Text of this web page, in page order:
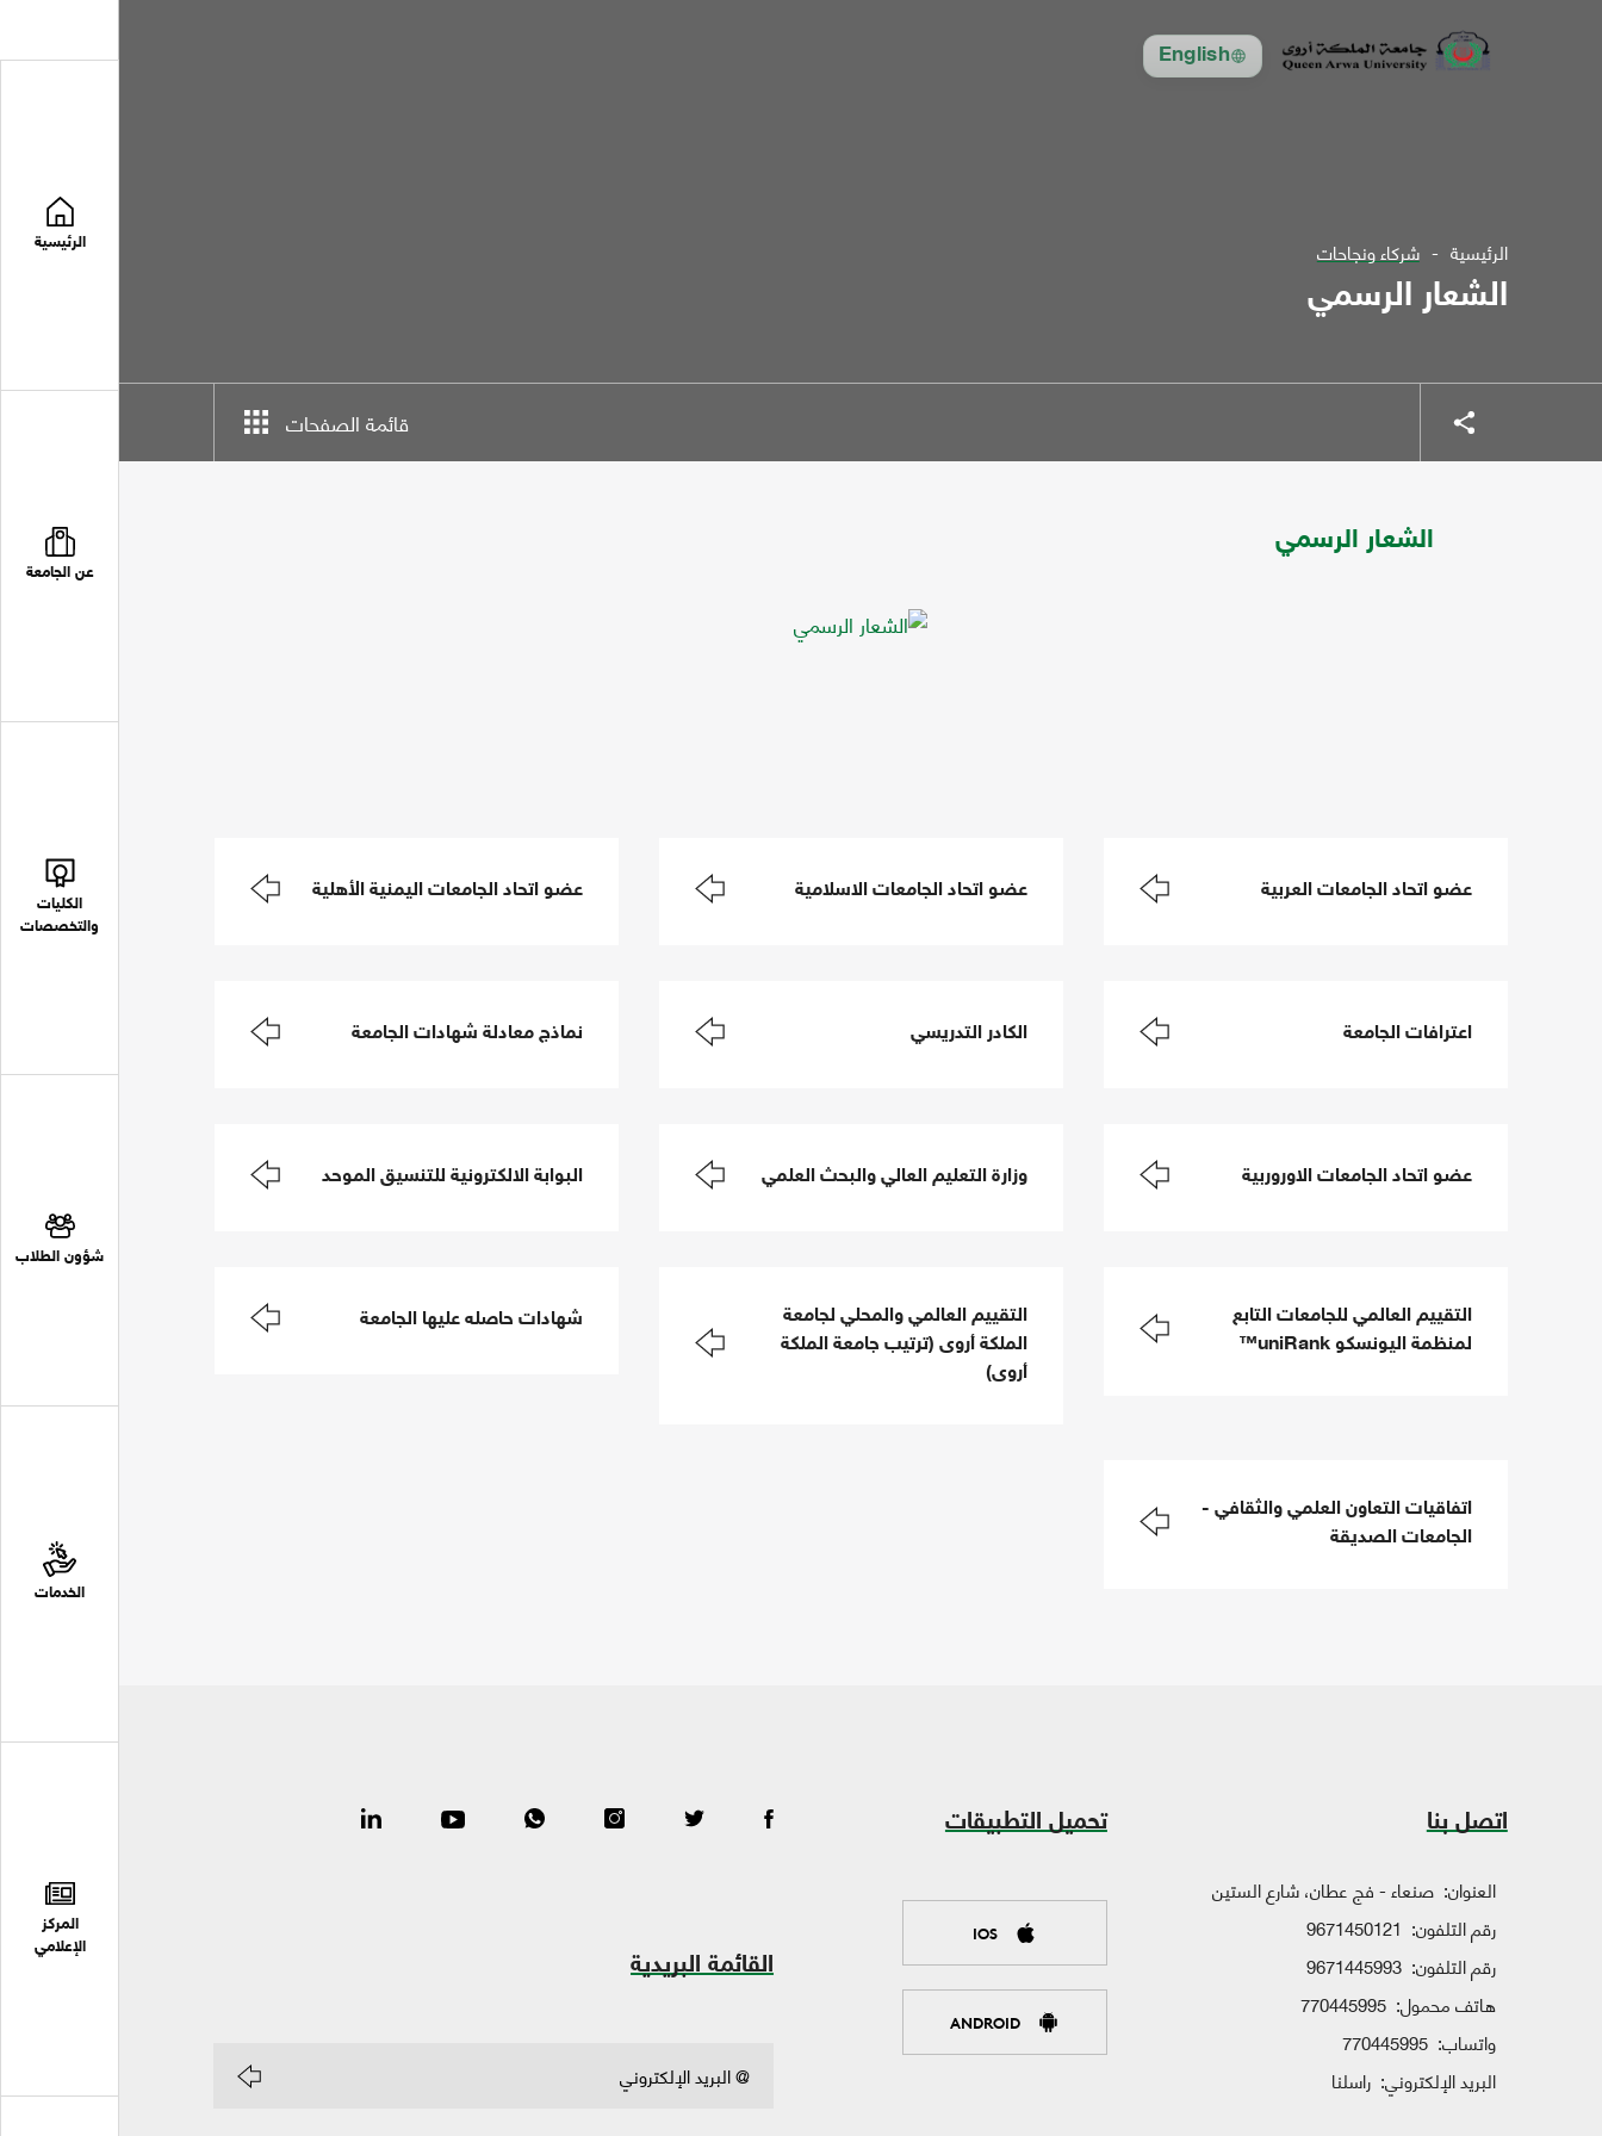
English
الرئيسية
عن الجامعة
الكليات
والتخصصات
شؤون الطلاب
الخدمات
المركز
الإعلامي
الرئيسية شركاء ونجاحات
الشعار الرسمي
شارك قائمة الصفحات
الشعار الرسمي
عضو اتحاد الجامعات العربية عضو اتحاد الجامعات الاسلامية عضو اتحاد الجامعات اليمنية الأهلية
اعترافات الجامعة الكادر التدريسي نماذج معادلة شهادات الجامعة
عضو اتحاد الجامعات الاوروربية وزارة التعليم العالي والبحث العلمي البوابة الالكترونية للتنسيق الموحد
التقييم العالمي للجامعات التابع
لمنظمة اليونسكو uniRank™
التقييم العالمي والمحلي لجامعة
الملكة أروى (ترتيب جامعة الملكة
أروى)
شهادات حاصله عليها الجامعة
اتفاقيات التعاون العلمي والثقافي -
الجامعات الصديقة
اتصل بنا
العنوان: صنعاء - فج عطان، شارع الستين
رقم التلفون: 9671450121
رقم التلفون: 9671445993
هاتف محمول: 770445995
واتساب: 770445995
البريد الإلكتروني: راسلنا
تحميل التطبيقات
IOS
ANDROID
القائمة البريدية